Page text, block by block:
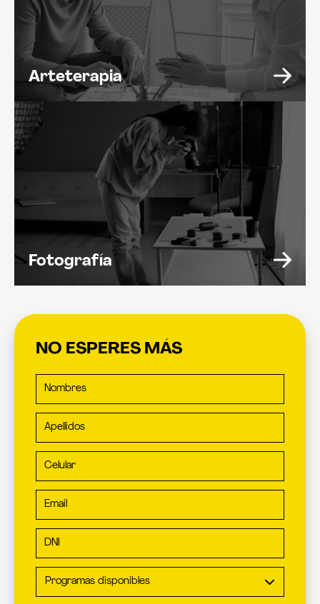
Arteterapia
Fotografía
NO ESPERES MÁS
Nombres
Apellidos
Celular
Email
DNI